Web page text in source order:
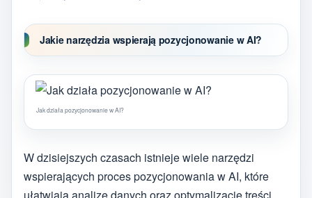
Jakie narzędzia wspierają pozycjonowanie w AI?
Jak działa pozycjonowanie w AI?
W dzisiejszych czasach istnieje wiele narzędzi
wspierających proces pozycjonowania w AI, które